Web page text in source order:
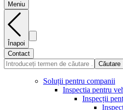
Meniu
Înapoi
Contact
Căutare
Soluții pentru companii
Inspectia pentru
Inspecții